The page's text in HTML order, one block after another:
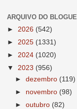
ARQUIVO DO BLOGUE
► 2026 (542)
► 2025 (1331)
► 2024 (1020)
▼ 2023 (956)
►dezembro (119)
► novembro (98)
►outubro (82)